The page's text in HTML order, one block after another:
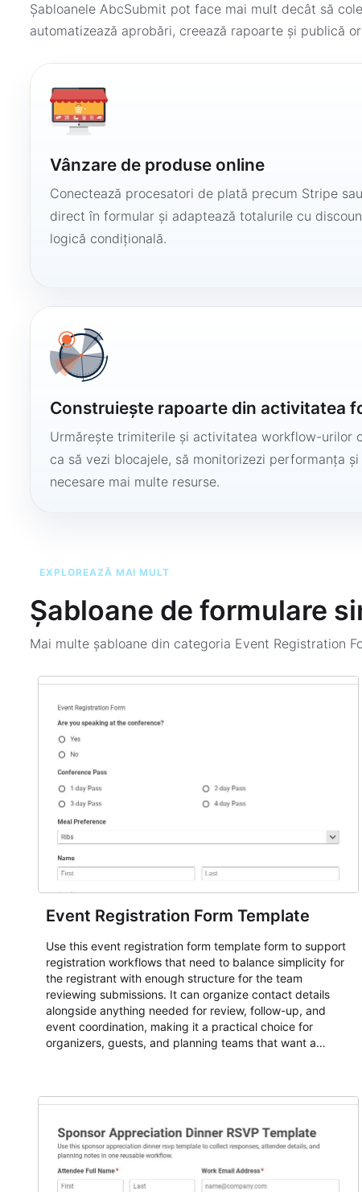
Șabloanele AbcSubmit pot face mai mult decât să
automatizează aprobări, creează rapoarte și publică
Vânzare de produse online
Conectează procesatori de plată precum Stripe
direct în formular și adaptează totalurile cu
logică condițională.
Construiește rapoarte din activitatea
Urmărește trimiterile și activitatea workflow-urilor
ca să vezi blocajele, să monitorizezi performanța
necesare mai multe resurse.
EXPLOREAZĂ MAI MULT
Șabloane de formulare
Mai multe șabloane din categoria Event Registration
Event Registration Form Template
Use this event registration form template form to support
registration workflows that need to balance simplicity for
the registrant with enough structure for the team
reviewing submissions. It can organize contact details
alongside anything needed for review, follow-up, and
event coordination, making it a practical choice for
organizers, guests, and planning teams that want a
student enrollment, volunteer registration, business event
responses standardized so organizers can evaluate
submissions, manage next steps, and maintain cleaner
registration records over time.